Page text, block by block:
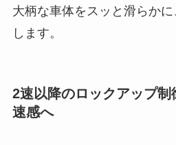
大柄な車体をスッと滑らか
します。
2速以降のロックアップ
速感へ